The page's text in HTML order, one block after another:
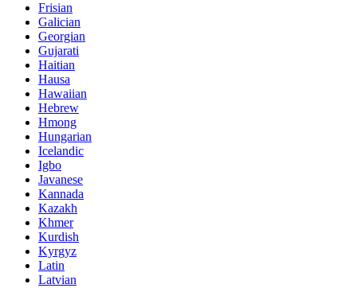
Frisian
Galician
Georgian
Gujarati
Haitian
Hausa
Hawaiian
Hebrew
Hmong
Hungarian
Icelandic
Igbo
Javanese
Kannada
Kazakh
Khmer
Kurdish
Kyrgyz
Latin
Latvian